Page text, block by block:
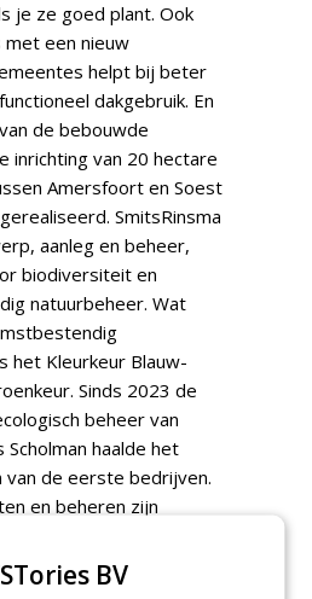
je ze goed plant. Ook
met een nieuw
helpt bij beter
dakgebruik. En
de bebouwde
inrichting van 20 hectare
Amersfoort en Soest
SmitsRinsma
aanleg en beheer,
biodiversiteit en
natuurbeheer. Wat
het Kleurkeur Blauw-
Sinds 2023 de
beheer van
Scholman haalde het
van de eerste bedrijven.
en beheren zijn
CityZAS, een innovatieve
BV